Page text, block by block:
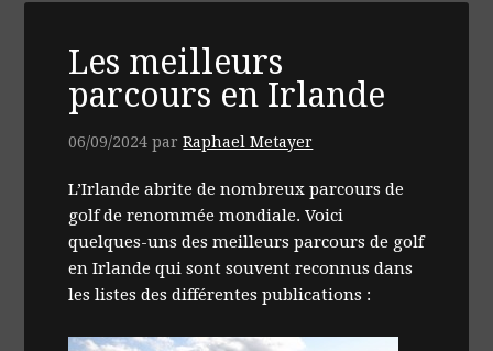
Les meilleurs
parcours en Irlande
06/09/2024 parRaphael Metayer
L’Irlande abrite de nombreux parcours de
golf de renommée mondiale. Voici
quelques-uns des meilleurs parcours de golf
en Irlande qui sont souvent reconnus dans
les listes des différentes publications :